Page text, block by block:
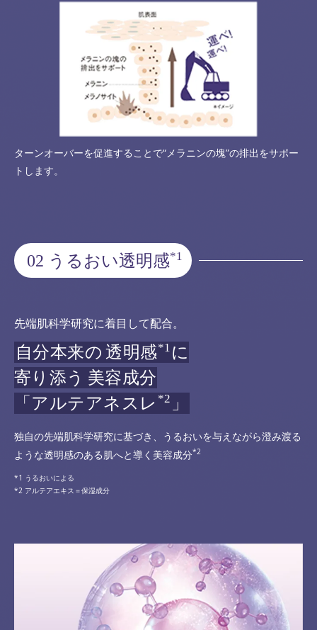
ターンオーバーを促進することで“メラニンの塊”の排出をサポー
トします。
02 うるおい透明感*1
先端肌科学研究に着目して配合。
自分本来の 透明感*1 に
寄り添う 美容成分
「アルテアネスレ *2 」
独自の先端肌科学研究に基づき、うるおいを与えながら澄み渡る
ような透明感のある肌へと導く美容成分*2
うるおいによる
アルテアエキス＝保湿成分